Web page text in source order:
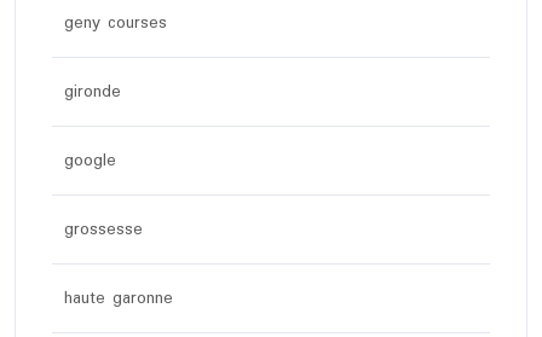
geny courses
gironde
google
grossesse
haute garonne